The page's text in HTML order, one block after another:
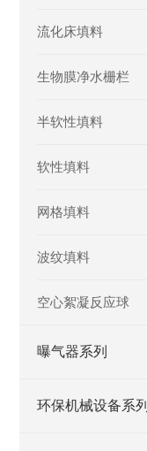
流化床填料
生物膜净水栅栏
半软性填料
软性填料
网格填料
波纹填料
空心絮凝反应球
曝气器系列
环保机械设备系列